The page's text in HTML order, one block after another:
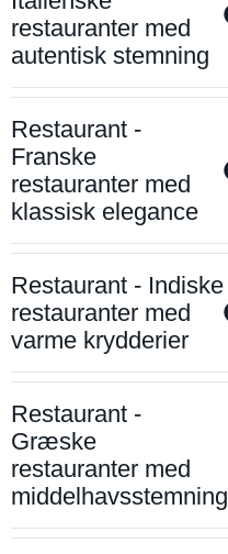
restauranter med
autentisk stemning
Restaurant -
Franske
restauranter med
klassisk elegance
Restaurant - Indiske
restauranter med
varme krydderier
Restaurant -
Græske
restauranter med
middelhavsstemning